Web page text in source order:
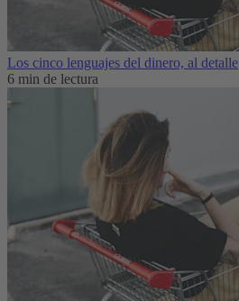
Los cinco lenguajes del dinero, al detalle
6 min de lectura